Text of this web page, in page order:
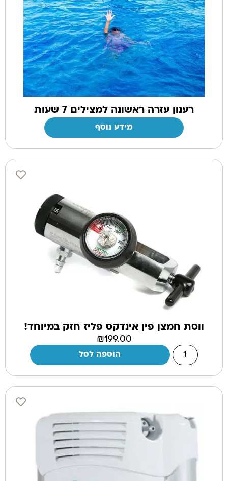
רענון עזרה ראשונה למצילים 7 שעות
מידע נוסף
ווסת חמצן פין אינדקס פליז חזק במיוחד!
₪199.00
הוספה לסל